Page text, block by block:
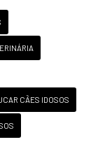
CÃES IDOSOS